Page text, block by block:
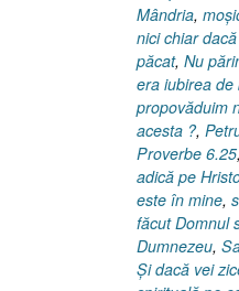
Mândria,
nici chiar
păcat, Nu
era iubirea de
propovăduim
acesta ?,
Proverbe 6.25,
adică pe
este în mine,
făcut Domnul
Dumnezeu,
Şi dacă vei